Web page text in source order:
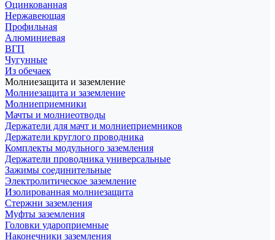
Оцинкованная
Нержавеющая
Профильная
Алюминиевая
ВГП
Чугунные
Из обечаек
Молниезащита и заземление
Молниезащита и заземление
Молниеприемники
Мачты и молниеотводы
Держатели для мачт и молниеприемников
Держатели круглого проводника
Комплекты модульного заземления
Держатели проводника универсальные
Зажимы соединительные
Электролитическое заземление
Изолированная молниезащита
Стержни заземления
Муфты заземления
Головки удароприемные
Наконечники заземления